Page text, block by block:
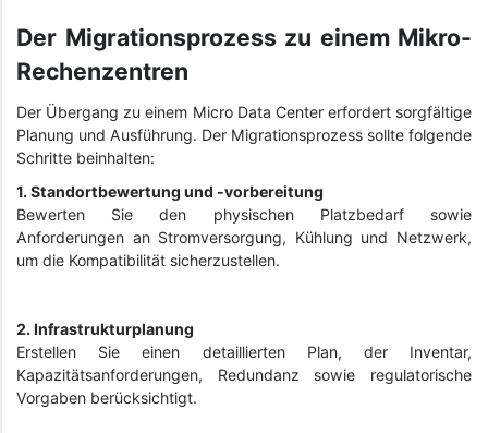
Der Migrationsprozess zu einem Mikro-
Rechenzentren
Der Übergang zu einem Micro Data Center erfordert sorgfältige
Planung und Ausführung. Der Migrationsprozess sollte folgende
Schritte beinhalten:
1. Standortbewertung und -vorbereitung
Bewerten Sie den physischen Platzbedarf sowie
Anforderungen an Stromversorgung, Kühlung und Netzwerk,
um die Kompatibilität sicherzustellen.
2. Infrastrukturplanung
Erstellen Sie einen detaillierten Plan, der Inventar,
Kapazitätsanforderungen, Redundanz sowie regulatorische
Vorgaben berücksichtigt.